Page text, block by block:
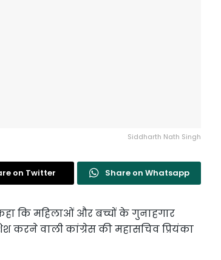
Siddharth Nath Singh
on Twitter Share on Whatsapp
कहा कि महिलाओं और बच्चों के गुनाहगार
करने वाली कांग्रेस की महासचिव प्रियंका